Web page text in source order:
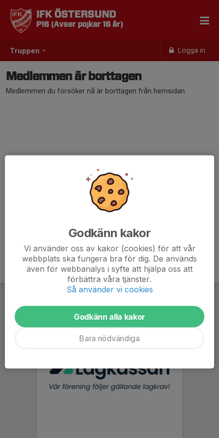
Truppen Logga in
IFK ÖSTERSUND
P16 (Avser pojkar 16 år)
Medlemmen är borttagen
Medlemmen du försöker nå är borttagen från hemsidan.
Godkänn kakor
Vi använder oss av kakor (cookies) för att vår
webbplats ska fungera bra för dig. De används
även för webbanalys i syfte att hjälpa oss att
förbättra våra tjänster.
Så använder vi cookies
Godkänn alla kakor
Bara nödvändiga